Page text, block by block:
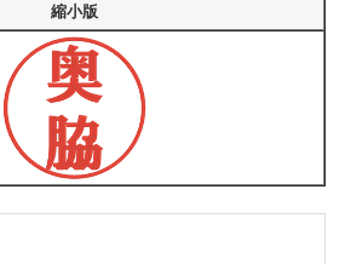
縮小版